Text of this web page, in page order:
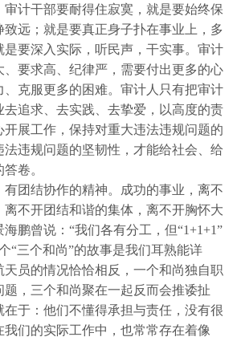
计干部要耐得住寂寞，就是要始终保
远；就是要真正身子扑在事业上，多
是要深入实际，听民声，干实事。审计
、要求高、纪律严，需要付出更多的心
、克服更多的困难。审计人只有把审计
去追求、去实践、去挚爱，以高度的责
展工作，保持对重大违法违规问题的
违规问题的坚韧性，才能给社会、给
卷。
团结协作的精神。成功的事业，离不
不开团结和谐的集体，离不开胸怀大
鹏曾说：“我们各有分工，但“1+1+1”
“三个和尚”的故事是我们耳熟能详
天员的情况恰恰相反，一个和尚独自职
，三个和尚聚在一起反而会推诿扯
在于：他们不懂得承担与责任，没有很
们的实际工作中，也常常存在着像